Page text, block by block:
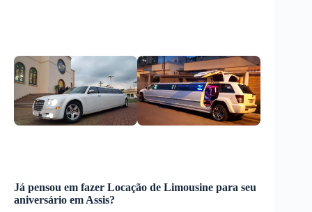
Já pensou em fazer Locação de Limousine para seu
aniversário em Assis?